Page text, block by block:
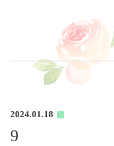
2024.01.18
9